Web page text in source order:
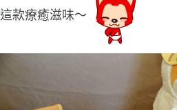
這款療癒滋味〜